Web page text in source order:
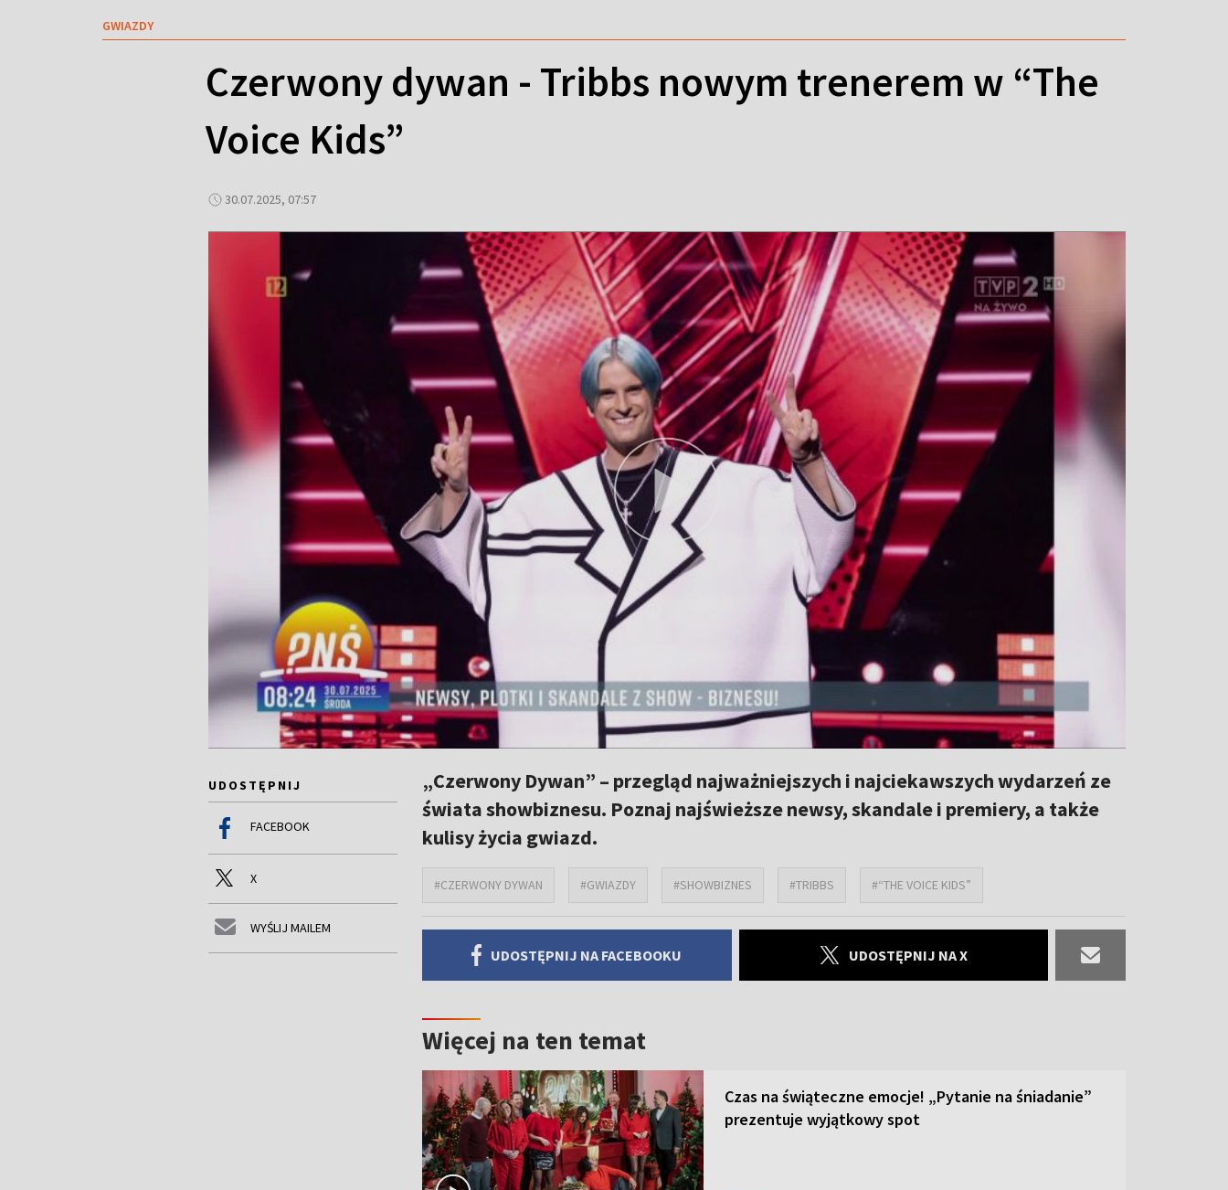
GWIAZDY
Czerwony dywan - Tribbs nowym trenerem w “The
Voice Kids”
30.07.2025, 07:57
UDOSTĘPNIJ
FACEBOOK
X
WYŚLIJ MAILEM
„Czerwony Dywan” – przegląd najważniejszych i najciekawszych wydarzeń ze
świata showbiznesu. Poznaj najświeższe newsy, skandale i premiery, a także
kulisy życia gwiazd.
#CZERWONY DYWAN #GWIAZDY #SHOWBIZNES #TRIBBS #“THE VOICE KIDS”
UDOSTĘPNIJ NA FACEBOOKU UDOSTĘPNIJ NA X
Więcej na ten temat
Czas na świąteczne emocje! „Pytanie na śniadanie”
prezentuje wyjątkowy spot